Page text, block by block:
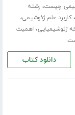
چیست،رشته
،کاربرد علم ژئوشیمی،
ژئوشیمیایی، اهمیت
دانلود کتاب